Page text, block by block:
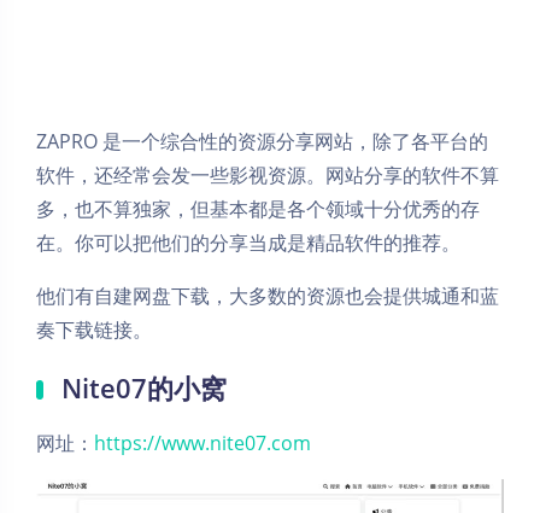
ZAPRO 是一个综合性的资源分享网站，除了各平台的
软件，还经常会发一些影视资源。网站分享的软件不算
多，也不算独家，但基本都是各个领域十分优秀的存
在。你可以把他们的分享当成是精品软件的推荐。
他们有自建网盘下载，大多数的资源也会提供城通和蓝
奏下载链接。
Nite07的小窝
网址： https://www.nite07.com